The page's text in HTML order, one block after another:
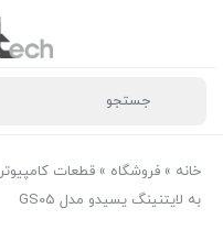
خانه » فروشگاه » قطعات کامپیوتر
به لایتنینگ یسیدو مدل GS05